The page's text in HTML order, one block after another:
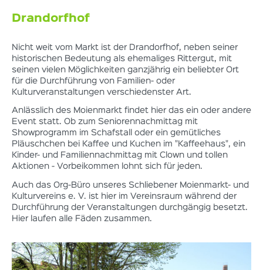
Drandorfhof
Nicht weit vom Markt ist der Drandorfhof, neben seiner
historischen Bedeutung als ehemaliges Rittergut, mit
seinen vielen Möglichkeiten ganzjährig ein beliebter Ort
für die Durchführung von Familien- oder
Kulturveranstaltungen verschiedenster Art.
Anlässlich des Moienmarkt findet hier das ein oder andere
Event statt. Ob zum Seniorennachmittag mit
Showprogramm im Schafstall oder ein gemütliches
Pläuschchen bei Kaffee und Kuchen im "Kaffeehaus", ein
Kinder- und Familiennachmittag mit Clown und tollen
Aktionen - Vorbeikommen lohnt sich für jeden.
Auch das Org-Büro unseres Schliebener Moienmarkt- und
Kulturvereins e. V. ist hier im Vereinsraum während der
Durchführung der Veranstaltungen durchgängig besetzt.
Hier laufen alle Fäden zusammen.